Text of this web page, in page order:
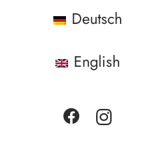
Deutsch
English